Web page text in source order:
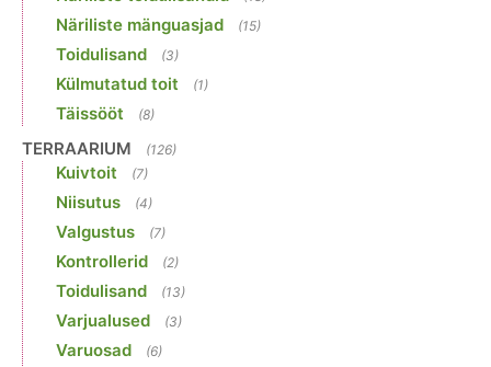
Näriliste mänguasjad (15)
Toidulisand (3)
Külmutatud toit (1)
Täissööt (8)
TERRAARIUM (126)
Kuivtoit (7)
Niisutus (4)
Valgustus (7)
Kontrollerid (2)
Toidulisand (13)
Varjualused (3)
Varuosad (6)